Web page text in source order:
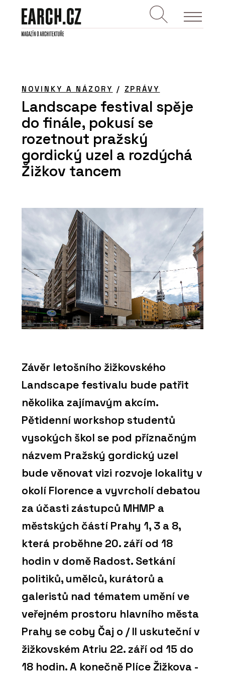
NOVINKY A NÁZORY / ZPRÁVY
Landscape festival spěje
do finále, pokusí se
rozetnout pražský
gordický uzel a rozdýchá
Žižkov tancem
Závěr letošního žižkovského
Landscape festivalu bude patřit
několika zajímavým akcím.
Pětidenní workshop studentů
vysokých škol se pod příznačným
názvem Pražský gordický uzel
bude věnovat vizi rozvoje lokality v
okolí Florence a vyvrcholí debatou
za účasti zástupců MHMP a
městských částí Prahy 1, 3 a 8,
která proběhne 20. září od 18
hodin v domě Radost. Setkání
politiků, umělců, kurátorů a
galeristů nad tématem umění ve
veřejném prostoru hlavního města
Prahy se coby Čaj o / II uskuteční v
žižkovském Atriu 22. září od 15 do
18 hodin. A konečně Plíce Žižkova -